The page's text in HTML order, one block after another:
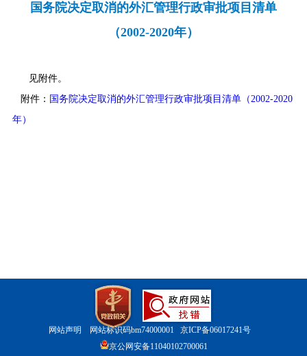
国务院决定取消的外汇管理行政审批项目清单
（2002-2020年）
见附件。
附件： 国务院决定取消的外汇管理行政审批项目清单（2002-2020
年）
网站声明 网站标识码bm74000001 京ICP备06017241号
京公网安备11040102700061